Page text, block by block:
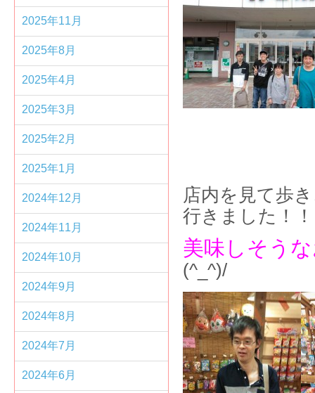
店内を見て歩
行きました！！
美味しそう
(^_^)/
2025年11月
2025年8月
2025年4月
2025年3月
2025年2月
2025年1月
2024年12月
2024年11月
2024年10月
2024年9月
2024年8月
2024年7月
2024年6月